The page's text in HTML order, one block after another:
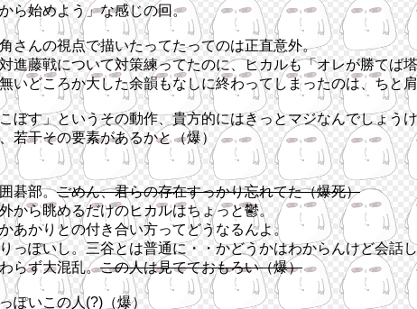
ら始めよう」な感じの回。
さんの視点で描いたってたってのは正直意外。
進藤戦について対策練ってたのに、ヒカルも「オレが勝て
いどころか大した余韻もなしに終わってしまったのは、ちと
ぼす」というその動作、貴方的にはきっとマジなんでしょう
若干その要素があるかと（爆）
碁部。ごめん、君らの存在すっかり忘れてた（爆死）
から眺めるだけのヒカルはちょっと鬱。
あかりとの付き合い方ってどうなるんよ。
っぽいし。三谷とは普通に・・かどうかはわからんけど会話し
らず大混乱。この人は見てておもろい（爆）
ぽいこの人(?)（爆）